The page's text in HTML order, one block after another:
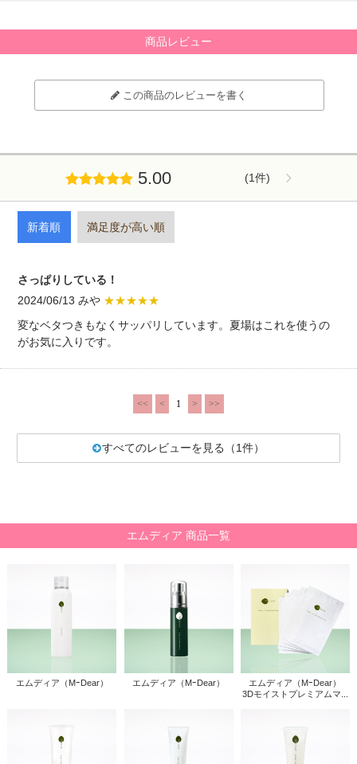
商品レビュー
この商品のレビューを書く
5.00 (1件)
新着順 満足度が高い順
さっぱりしている！
2024/06/13 みや ★★★★★
変なベタつきもなくサッパリしています。夏場はこれを使うの
がお気に入りです。
<< < 1 > >>
すべてのレビューを見る（1件）
エムディア 商品一覧
エムディア（MｰDear） エムディア（MｰDear）
エムディア（MｰDear）
3Dモイストプレミアムマ...